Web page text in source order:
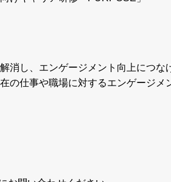
消し、エンゲージメント向上につな
の仕事や職場に対するエンゲージメ